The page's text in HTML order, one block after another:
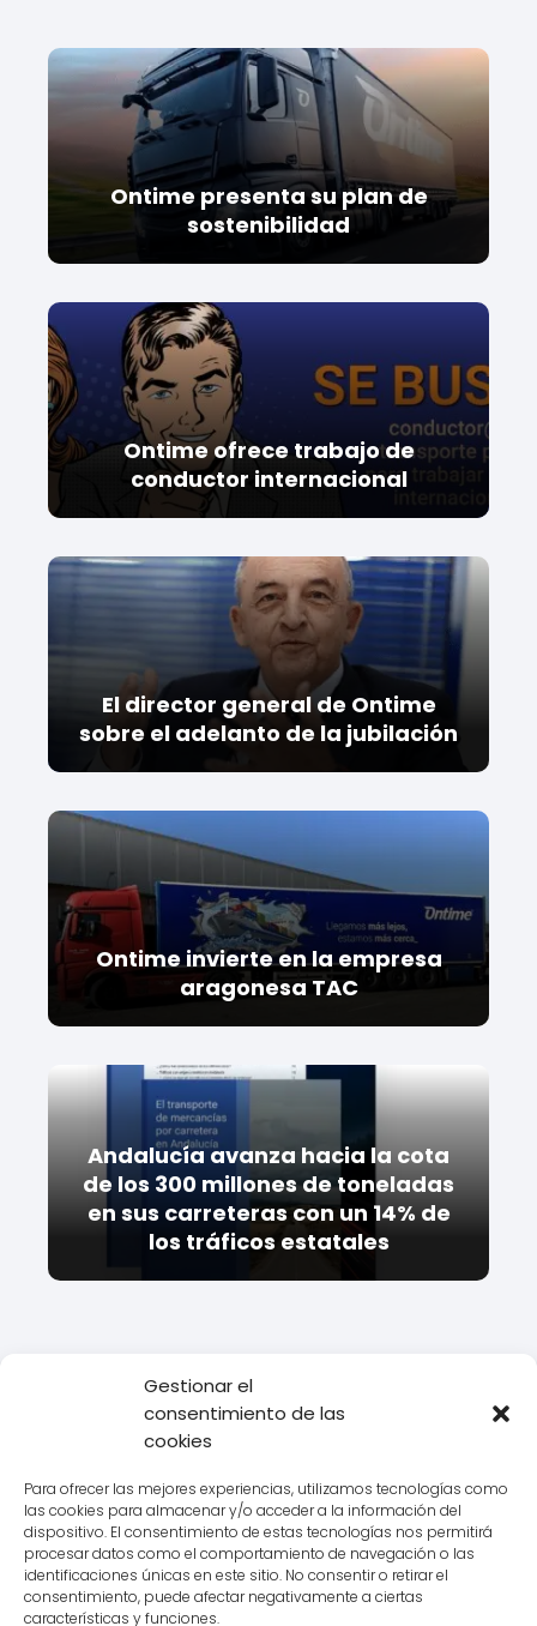
Gestionar el
consentimiento de las
cookies
Para ofrecer las mejores experiencias, utilizamos tecnologías como
las cookies para almacenar y/o acceder a la información del
dispositivo. El consentimiento de estas tecnologías nos permitirá
procesar datos como el comportamiento de navegación o las
identificaciones únicas en este sitio. No consentir o retirar el
consentimiento, puede afectar negativamente a ciertas
características y funciones.
Ontime presenta su plan de
sostenibilidad
Ontime ofrece trabajo de
conductor internacional
El director general de Ontime
sobre el adelanto de la jubilación
Ontime invierte en la empresa
aragonesa TAC
Andalucía avanza hacia la cota
de los 300 millones de toneladas
en sus carreteras con un 14% de
los tráficos estatales
Empresas de transporte
Datos de
la delegación Ontime en Cassà de la Selva, Girona
Aviso legal
Política de Cookies